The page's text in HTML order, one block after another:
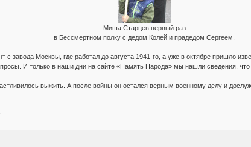
Миша Старцев первый раз
в Бессмертном полку с дедом Колей и прадедом Сергеем.
с завода Москвы, где работал до августа 1941-го, а уже в октябре пришло
И только в наши дни на сайте «Память Народа» мы нашли сведения,
выжить. А после войны он остался верным военному делу и